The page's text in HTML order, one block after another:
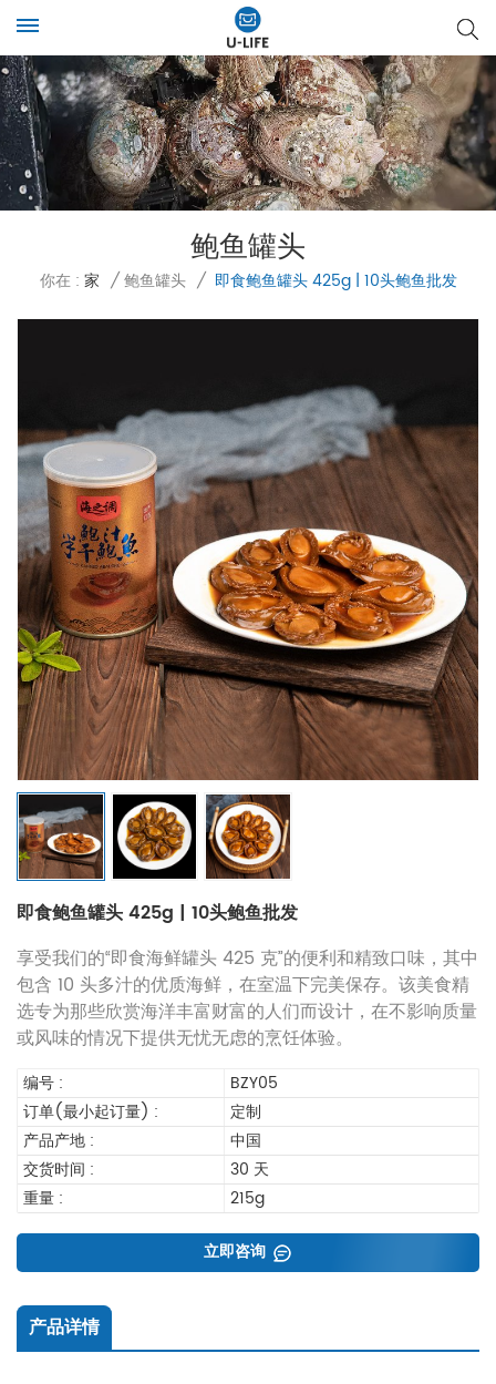
鲍鱼罐头
你在 : 家 / 鲍鱼罐头 / 即食鲍鱼罐头 425g | 10头鲍鱼批发
即食鲍鱼罐头 425g | 10头鲍鱼批发
享受我们的“即食海鲜罐头 425 克”的便利和精致口味，其中
包含 10 头多汁的优质海鲜，在室温下完美保存。该美食精
选专为那些欣赏海洋丰富财富的人们而设计，在不影响质量
或风味的情况下提供无忧无虑的烹饪体验。
编号 :
BZY05
订单(最小起订量) :
定制
产品产地 :
中国
交货时间 :
30 天
重量 :
215g
立即咨询
产品详情